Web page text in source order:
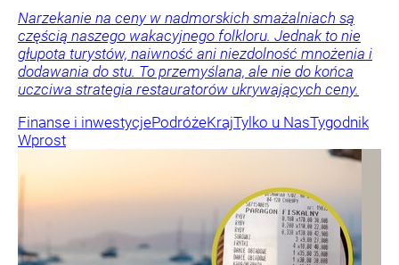
Narzekanie na ceny w nadmorskich smażalniach są
częścią naszego wakacyjnego folkloru. Jednak to nie
głupota turystów, naiwność ani niezdolność mnożenia i
dodawania do stu. To przemyślana, ale nie do końca
uczciwa strategia restauratorów ukrywających ceny.
Finanse i inwestycjePodróżeKrajTylko u NasTygodnik
Wprost